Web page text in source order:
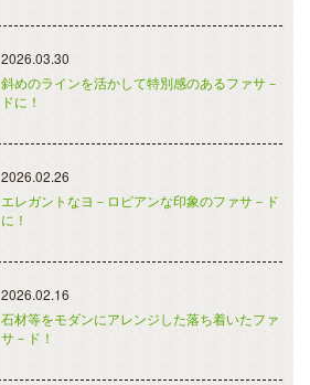
2026.03.30
斜めのラインを活かして特別感のあるファサ－
ドに！
2026.02.26
エレガントなヨ－ロピアンな印象のファサ－ド
に！
2026.02.16
石材等をモダンにアレンジした落ち着いたファ
サ－ド！